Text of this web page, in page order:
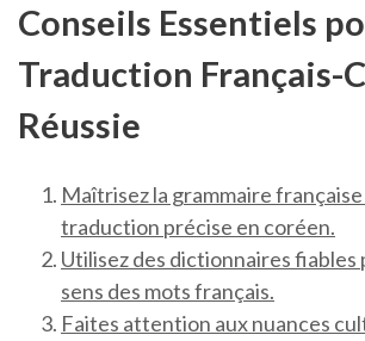
Conseils Essentiels
Traduction Français-
Réussie
Maîtrisez la grammaire
traduction précise en coréen.
Utilisez des dictionnaires
sens des mots français.
Faites attention aux nuances